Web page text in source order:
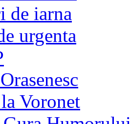
de iarna
urgenta
Voronet